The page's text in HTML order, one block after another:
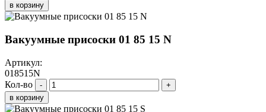
в корзину
Вакуумные присоски 01 85 15 N
Артикул:
018515N
Кол-во
-
+
в корзину